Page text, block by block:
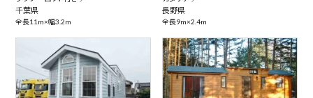
千葉県
全長11m×幅3.2m
長野県
全長9m×2.4m